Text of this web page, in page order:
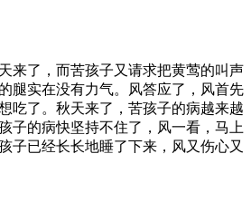
来了，而苦孩子又请求把黄莺的叫声
腿实在没有力气。风答应了，风首先
吃了。秋天来了，苦孩子的病越来越
子的病快坚持不住了，风一看，马上
子已经长长地睡了下来，风又伤心又